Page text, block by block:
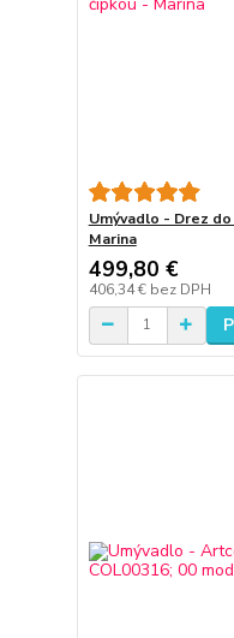
Umývadlo - Drez
Marina
499,80 €
406,34 € bez DPH